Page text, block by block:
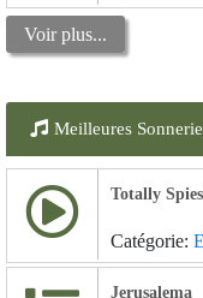
Voir plus...
Meilleures
Totally
Catégorie:
Jerusalema